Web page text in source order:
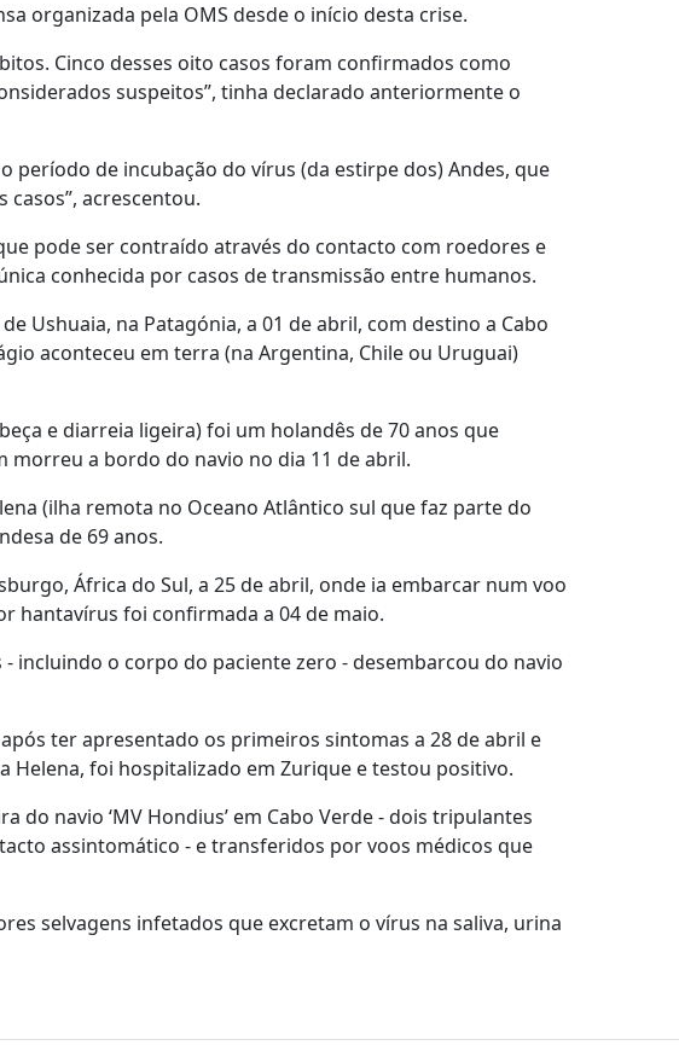
organizada pela OMS desde o início desta crise.
Cinco desses oito casos foram confirmados como
suspeitos”, tinha declarado anteriormente o
período de incubação do vírus (da estirpe dos) Andes, que
acrescentou.
pode ser contraído através do contacto com roedores e
conhecida por casos de transmissão entre humanos.
Ushuaia, na Patagónia, a 01 de abril, com destino a Cabo
aconteceu em terra (na Argentina, Chile ou Uruguai)
e diarreia ligeira) foi um holandês de 70 anos que
morreu a bordo do navio no dia 11 de abril.
(ilha remota no Oceano Atlântico sul que faz parte do
de 69 anos.
África do Sul, a 25 de abril, onde ia embarcar num voo
hantavírus foi confirmada a 04 de maio.
incluindo o corpo do paciente zero - desembarcou do navio
ter apresentado os primeiros sintomas a 28 de abril e
foi hospitalizado em Zurique e testou positivo.
navio ‘MV Hondius’ em Cabo Verde - dois tripulantes
assintomático - e transferidos por voos médicos que
selvagens infetados que excretam o vírus na saliva, urina